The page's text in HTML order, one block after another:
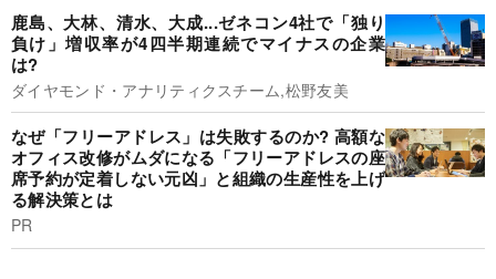
鹿島、大林、清水、大成...ゼネコン4社で「独り
負け」増収率が4四半期連続でマイナスの企業
は?
ダイヤモンド・アナリティクスチーム,松野友美
なぜ「フリーアドレス」は失敗するのか? 高額な
オフィス改修がムダになる「フリーアドレスの座
席予約が定着しない元凶」と組織の生産性を上げ
る解決策とは
PR